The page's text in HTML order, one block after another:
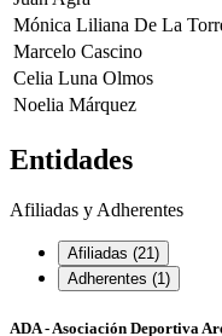
Mónica Liliana De La
Marcelo Cascino
Celia Luna Olmos
Noelia Márquez
Entidades
Afiliadas y Adherentes
Afiliadas (21)
Adherentes (1)
ADA - Asociación Deportiva